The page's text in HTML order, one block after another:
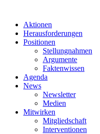
Aktionen
Herausforderungen
Positionen
Stellungnahmen
Argumente
Faktenwissen
Agenda
News
Newsletter
Medien
Mitwirken
Mitgliedschaft
Interventionen